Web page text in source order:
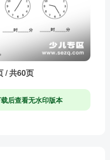
/ 共60页
后查看无水印版本